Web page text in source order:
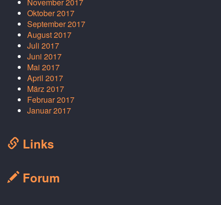
November 2017
Oktober 2017
September 2017
August 2017
Juli 2017
Juni 2017
Mai 2017
April 2017
März 2017
Februar 2017
Januar 2017
Links
Forum